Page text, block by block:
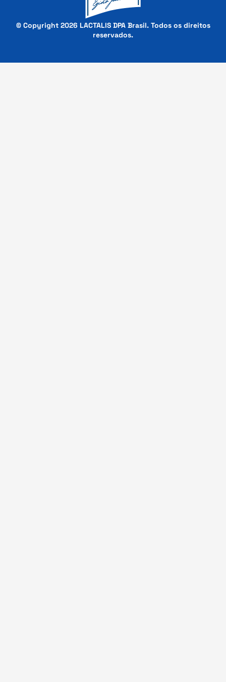
© Copyright 2026 LACTALIS DPA Brasil. Todos os direitos
reservados.